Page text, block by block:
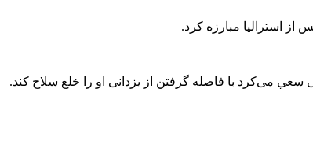
سعي مى‌كرد با فاصله گرفتن از يزدانى او را خلع سلاح كند.